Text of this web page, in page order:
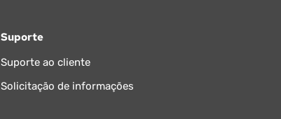
Suporte
Suporte ao cliente
Solicitação de informações